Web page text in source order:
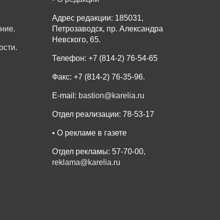
.
.
Адрес редакции: 185031,
Петрозаводск, пр. Александра
Невского, 65.
Телефон: +7 (814-2) 76-54-65
Факс: +7 (814-2) 76-35-96.
E-mail: bastion@karelia.ru
Отдел реализации: 78-53-17
• О рекламе в газете
Отдел рекламы: 57-70-00,
reklama@karelia.ru